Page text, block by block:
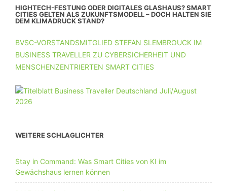
HIGHTECH-FESTUNG ODER DIGITALES GLASHAUS? SMART
CITIES GELTEN ALS ZUKUNFTSMODELL – DOCH HALTEN SIE
DEM KLIMADRUCK STAND?
BVSC-VORSTANDSMITGLIED STEFAN SLEMBROUCK IM
BUSINESS TRAVELLER ZU CYBERSICHERHEIT UND
MENSCHENZENTRIERTEN SMART CITIES
WEITERE SCHLAGLICHTER
Stay in Command: Was Smart Cities von KI im
Gewächshaus lernen können